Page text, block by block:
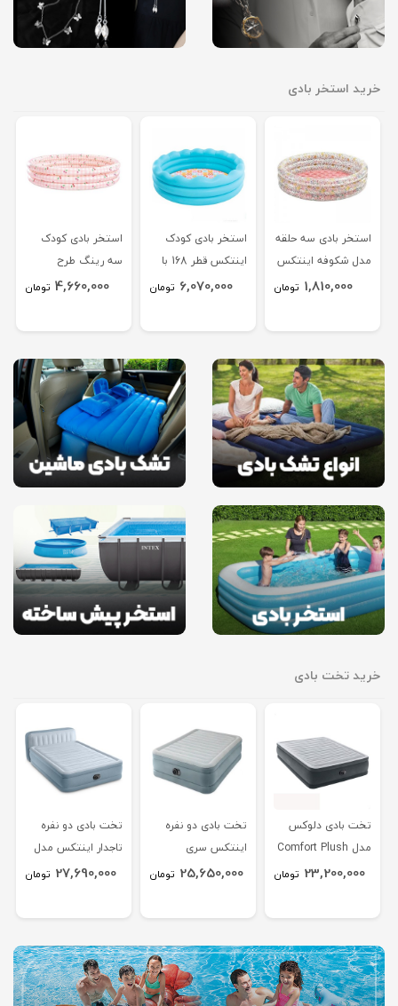
خرید استخر بادی
استخر بادی سه حلقه
مدل شکوفه اینتکس
58427
1,810,000 تومان
استخر بادی کودک
اینتکس قطر 168 با
دیواره موج دار 56191
6,070,000 تومان
استخر بادی کودک
سه رینگ طرح
گیلاس 58432
4,660,000 تومان
خرید تخت بادی
تخت بادی دلوکس
مدل Comfort Plush
Elevated دو نفره
23,200,000 تومان
تخت بادی دو نفره
اینتکس سری
Premium Comfort
64824
25,650,000 تومان
تخت بادی دو نفره
تاجدار اینتکس مدل
کویین 64450
27,690,000 تومان